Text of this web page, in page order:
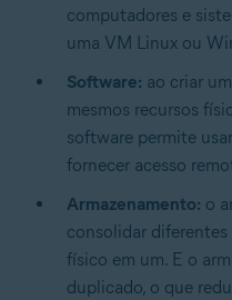
computadores e
uma VM Linux ou
Software: ao criar
mesmos recursos
software permite
fornecer acesso
Armazenamento: o
consolidar
físico em um. E o
duplicado, o que